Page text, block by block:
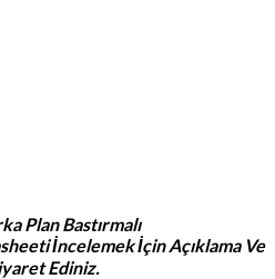
Plan Bastırmalı
İncelemek İçin Açıklama Ve
Ediniz.